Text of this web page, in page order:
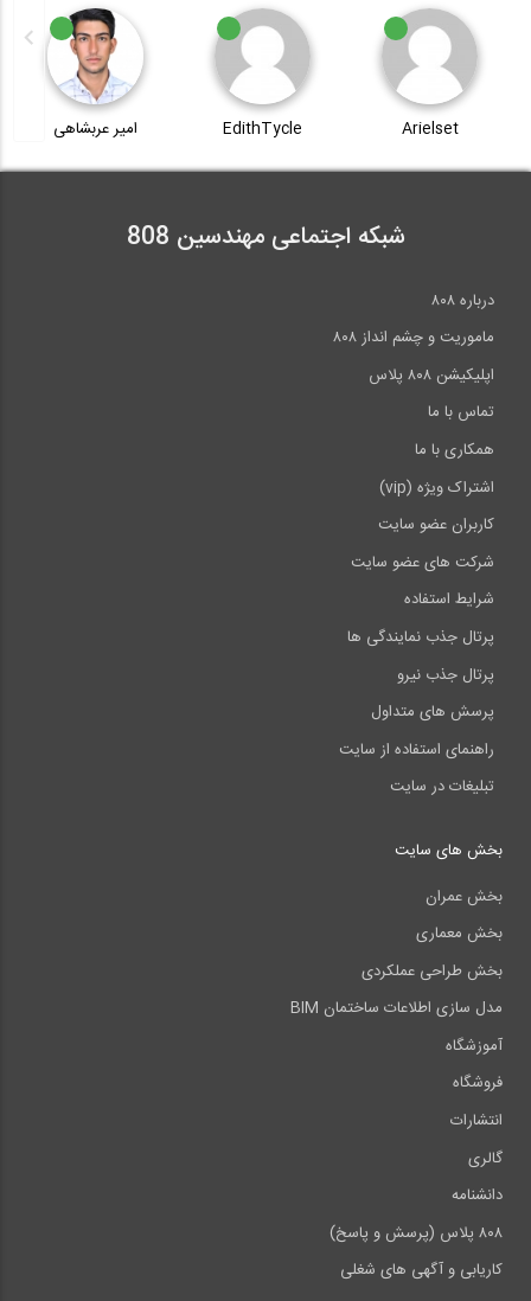
Arielset
EdithTycle امیر عربشاهی
شبکه اجتماعی مهندسین 808
درباره ۸۰۸
ماموریت و چشم انداز ۸۰۸
اپلیکیشن ۸۰۸ پلاس
تماس با ما
همکاری با ما
اشتراک ویژه (vip)
کاربران عضو سایت
شرکت های عضو سایت
شرایط استفاده
پرتال جذب نمایندگی ها
پرتال جذب نیرو
پرسش های متداول
راهنمای استفاده از سایت
تبلیغات در سایت
بخش های سایت
بخش عمران
بخش معماری
بخش طراحی عملکردی
مدل سازی اطلاعات ساختمان BIM
آموزشگاه
فروشگاه
انتشارات
گالری
دانشنامه
۸۰۸ پلاس (پرسش و پاسخ)
کاریابی و آگهی های شغلی